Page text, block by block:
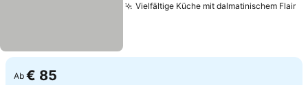
Vielfältige Küche mit dalmatinischem Flair
Ab € 85